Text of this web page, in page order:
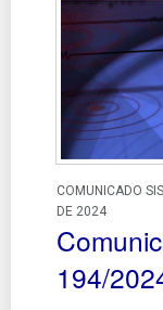
COMUNICADO
DE 2024
194/